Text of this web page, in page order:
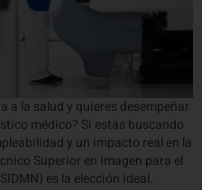
a la salud y quieres desempeñar
médico? Si estás buscando
y un impacto real en la
Superior en Imagen para el
es la elección ideal.